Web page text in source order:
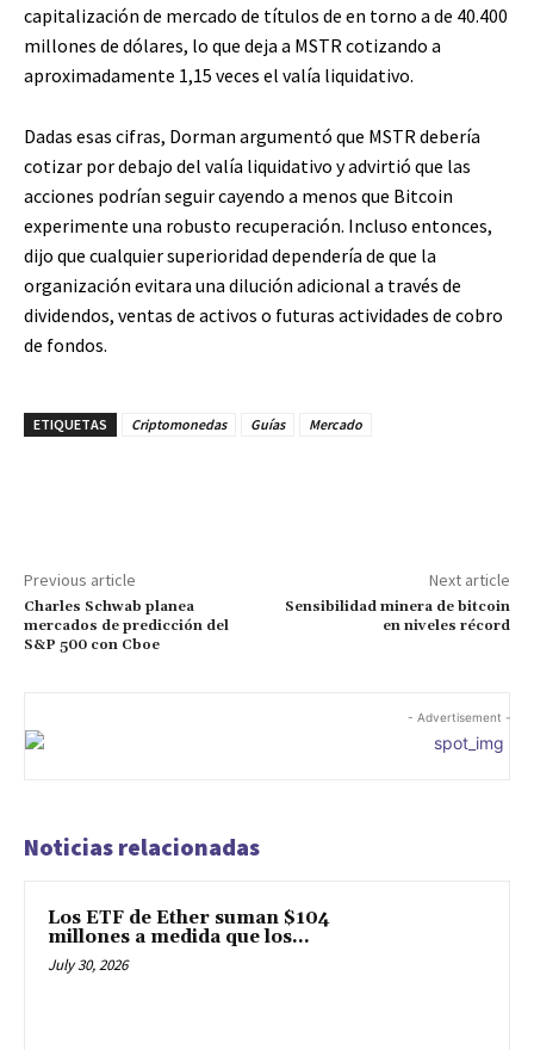
capitalización de mercado de títulos de en torno a de 40.400
millones de dólares, lo que deja a MSTR cotizando a
aproximadamente 1,15 veces el valía liquidativo.
Dadas esas cifras, Dorman argumentó que MSTR debería
cotizar por debajo del valía liquidativo y advirtió que las
acciones podrían seguir cayendo a menos que Bitcoin
experimente una robusto recuperación. Incluso entonces,
dijo que cualquier superioridad dependería de que la
organización evitara una dilución adicional a través de
dividendos, ventas de activos o futuras actividades de cobro
de fondos.
ETIQUETAS Criptomonedas Guías Mercado
Previous article
Charles Schwab planea
mercados de predicción del
S&P 500 con Cboe
Next article
Sensibilidad minera de bitcoin
en niveles récord
- Advertisement -
Noticias relacionadas
Los ETF de Ether suman $104
millones a medida que los...
July 30, 2026